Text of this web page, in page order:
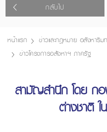
กลับไป
หน้าแรก ข่าวและกฎหมาย อสังหาริ
ข่าวโครงการอสังหาฯ ภาครัฐ
สามัญสำนึก โดย ก
ต่างชาติ ใ